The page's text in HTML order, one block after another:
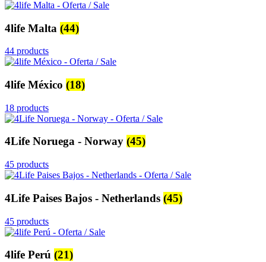
4life Malta (44)
44 products
4life México (18)
18 products
4Life Noruega - Norway (45)
45 products
4Life Paises Bajos - Netherlands (45)
45 products
4life Perú (21)